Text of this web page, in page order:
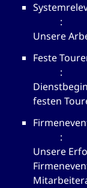
:
Unsere
Feste
:
festen
:
Unsere